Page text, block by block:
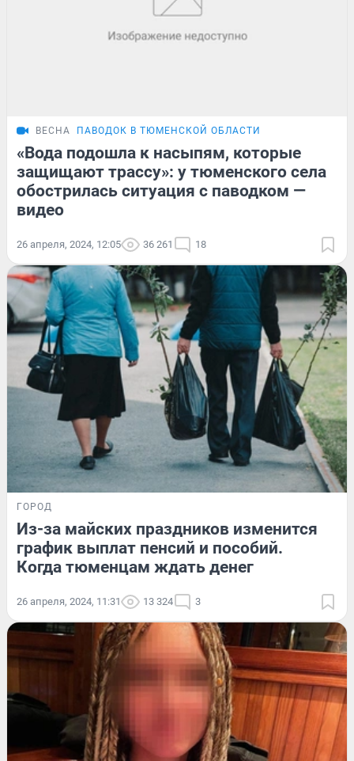
ВЕСНА ПАВОДОК В ТЮМЕНСКОЙ ОБЛАСТИ
«Вода подошла к насыпям, которые
защищают трассу»: у тюменского села
обострилась ситуация с паводком —
видео
26 апреля, 2024, 12:05 36 261 18
ГОРОД
Из-за майских праздников изменится
график выплат пенсий и пособий.
Когда тюменцам ждать денег
26 апреля, 2024, 11:31 13 324 3